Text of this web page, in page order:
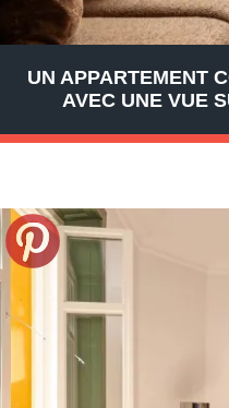
UN APPARTEMENT
AVEC UNE VUE